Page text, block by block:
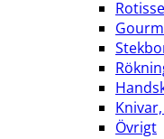
Övrigt